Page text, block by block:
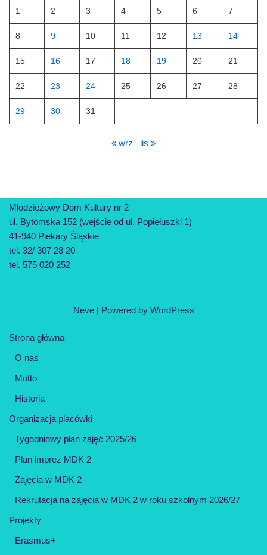
1 2 3 4 5 6 7
8 9 10 11 12 13 14
15 16 17 18 19 20 21
22 23 24 25 26 27 28
29 30 31
« wrz lis »
Młodzieżowy Dom Kultury nr 2
ul. Bytomska 152 (wejście od ul. Popiełuszki 1)
41-940 Piekary Śląskie
tel. 32/ 307 28 20
tel. 575 020 252
Neve| Powered by WordPress
Strona główna
O nas
Motto
Historia
Organizacja placówki
Tygodniowy plan zajęć 2025/26
Plan imprez MDK 2
Zajęcia w MDK 2
Rekrutacja na zajęcia w MDK 2 w roku szkolnym 2026/27
Projekty
Erasmus+